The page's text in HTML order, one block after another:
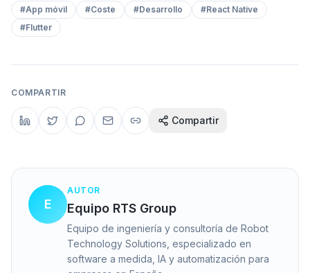
#App móvil #Coste #Desarrollo #React Native
#Flutter
COMPARTIR
Compartir
E
AUTOR
Equipo RTS Group
Equipo de ingeniería y consultoría de Robot
Technology Solutions, especializado en
software a medida, IA y automatización para